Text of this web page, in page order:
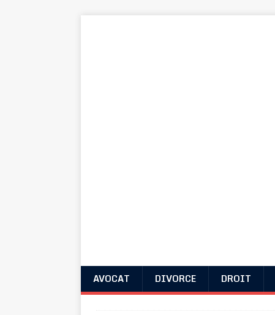
AVOCAT DIVORCE DROIT